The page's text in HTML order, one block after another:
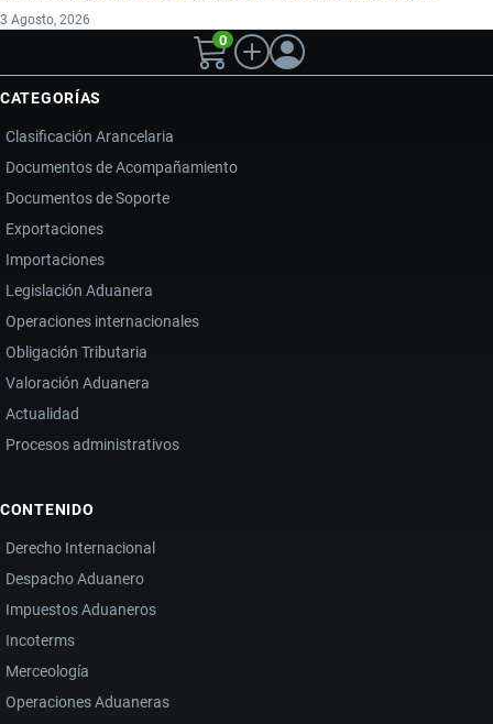
3 Agosto, 2026
0
CATEGORÍAS
Clasificación Arancelaria
Documentos de Acompañamiento
Documentos de Soporte
Exportaciones
Importaciones
Legislación Aduanera
Operaciones internacionales
Obligación Tributaria
Valoración Aduanera
Actualidad
Procesos administrativos
CONTENIDO
Derecho Internacional
Despacho Aduanero
Impuestos Aduaneros
Incoterms
Merceología
Operaciones Aduaneras